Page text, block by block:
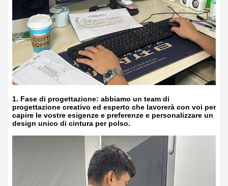
1. Fase di progettazione: abbiamo un team di
progettazione creativo ed esperto che lavorerà con voi per
capire le vostre esigenze e preferenze e personalizzare un
design unico di cintura per polso.